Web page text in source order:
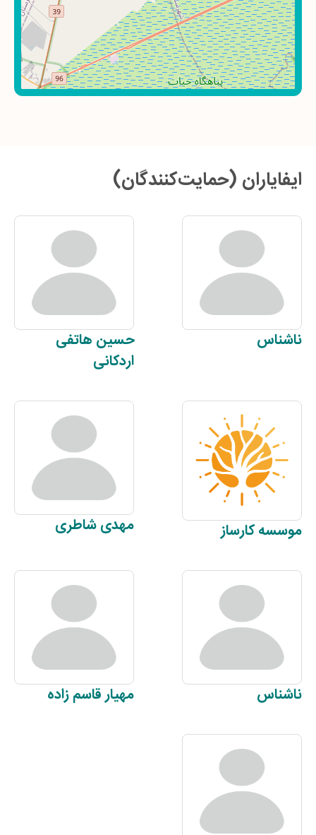
ایفایاران (حمایت‌کنندگان)
ناشناس حسین هاتفی
اردکانی
موسسهکارساز مهدیشاطری
ناشناس مهیارقاسم زاده